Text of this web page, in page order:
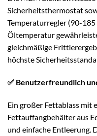
Sicherheitsthermostat
Temperaturregler (90-185
Öltemperatur
gleichmäßige
höchste
✅ Benutzerfreundlich
Ein großer Fettablass mit
Fettauffangbehälter aus
und einfache Entleerung.